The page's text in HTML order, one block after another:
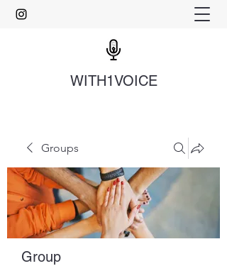
WITH1VOICE
Groups
Group